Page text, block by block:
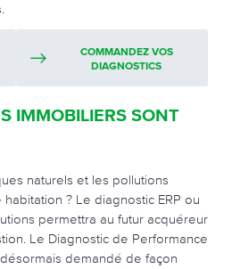
COMMANDEZ VOS
DIAGNOSTICS
IMMOBILIERS SONT
naturels et les pollutions
? Le diagnostic ERP ou
permettra au futur acquéreur
Le Diagnostic de Performance
demandé de façon